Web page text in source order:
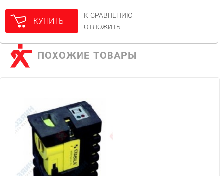
КУПИТЬ
К СРАВНЕНИЮ
ОТЛОЖИТЬ
ПОХОЖИЕ ТОВАРЫ